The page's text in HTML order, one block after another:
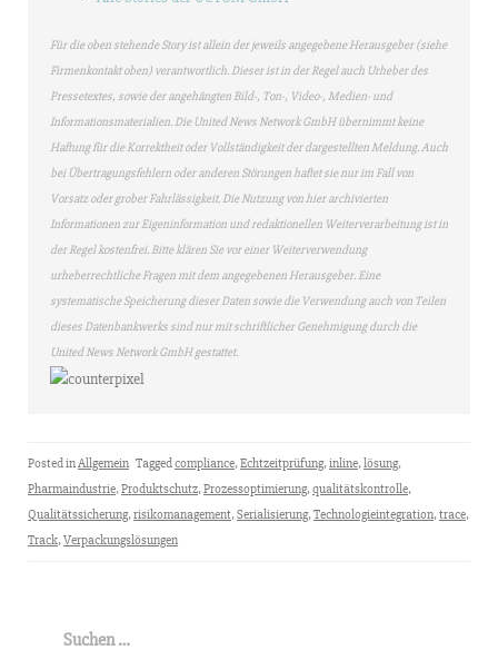
Für die oben stehende Story ist allein der jeweils angegebene Herausgeber (siehe
Firmenkontakt oben) verantwortlich. Dieser ist in der Regel auch Urheber des
Pressetextes, sowie der angehängten Bild-, Ton-, Video-, Medien- und
Informationsmaterialien. Die United News Network GmbH übernimmt keine
Haftung für die Korrektheit oder Vollständigkeit der dargestellten Meldung. Auch
bei Übertragungsfehlern oder anderen Störungen haftet sie nur im Fall von
Vorsatz oder grober Fahrlässigkeit. Die Nutzung von hier archivierten
Informationen zur Eigeninformation und redaktionellen Weiterverarbeitung ist in
der Regel kostenfrei. Bitte klären Sie vor einer Weiterverwendung
urheberrechtliche Fragen mit dem angegebenen Herausgeber. Eine
systematische Speicherung dieser Daten sowie die Verwendung auch von Teilen
dieses Datenbankwerks sind nur mit schriftlicher Genehmigung durch die
United News Network GmbH gestattet.
Posted inAllgemein Taggedcompliance,Echtzeitprüfung,inline,lösung,
Pharmaindustrie,Produktschutz,Prozessoptimierung,qualitätskontrolle,
Qualitätssicherung,risikomanagement,Serialisierung,Technologieintegration,trace,
Track,Verpackungslösungen
nach: